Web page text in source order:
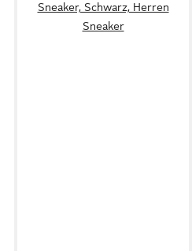
Sneaker, Schwarz, Herren
Sneaker